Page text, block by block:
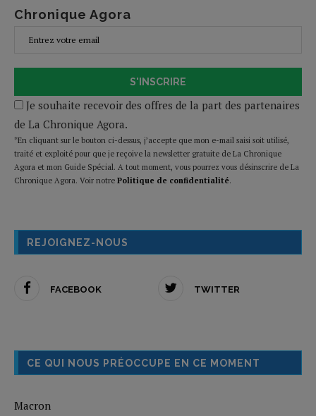
Chronique Agora
S'INSCRIRE
Je souhaite recevoir des offres de la part des partenaires
de La Chronique Agora.
*En cliquant sur le bouton ci-dessus, j’accepte que mon e-mail saisi soit utilisé,
traité et exploité pour que je reçoive la newsletter gratuite de La Chronique
Agora et mon Guide Spécial. A tout moment, vous pourrez vous désinscrire de La
Chronique Agora. Voir notre Politique de confidentialité.
REJOIGNEZ-NOUS
FACEBOOK TWITTER
CE QUI NOUS PRÉOCCUPE EN CE MOMENT
Macron